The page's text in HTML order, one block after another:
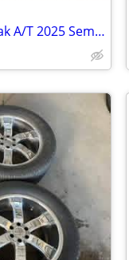
Par 275/60/20 Falken Wildpeak A/T 2025 Semi Nuevas